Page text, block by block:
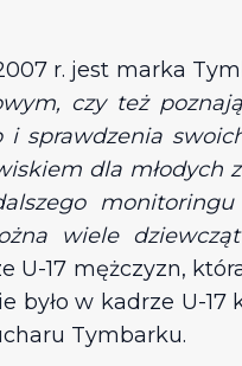
r. jest marka
czy też
sprawdzenia
dla młodych
monitoringu
wiele
17 mężczyzn,
było w kadrze U-17
Tymbarku.